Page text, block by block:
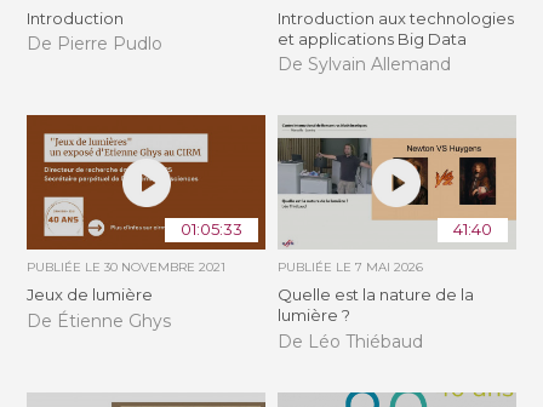
Introduction
De Pierre Pudlo
Introduction aux technologies
et applications Big Data
De Sylvain Allemand
01:05:33
PUBLIÉE LE30 NOVEMBRE 2021
Jeux de lumière
De Étienne Ghys
41:40
PUBLIÉE LE 7 MAI 2026
Quelle est la nature de la
lumière ?
De Léo Thiébaud